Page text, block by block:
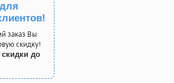
заказ Вы
скидку!
до